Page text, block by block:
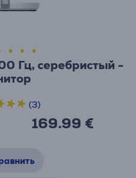
Гц, серебристый -
169.99 €
(3)